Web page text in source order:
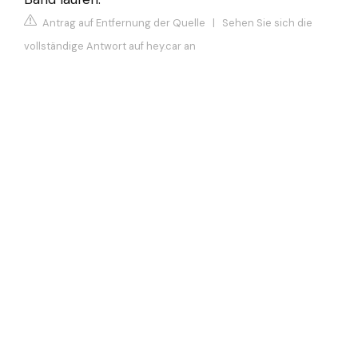
Antrag auf Entfernung der Quelle | Sehen Sie sich die
vollständige Antwort auf hey.car an